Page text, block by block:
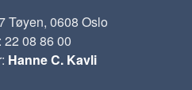
Tøyen, 0608 Oslo
22 08 86 00
Hanne C. Kavli